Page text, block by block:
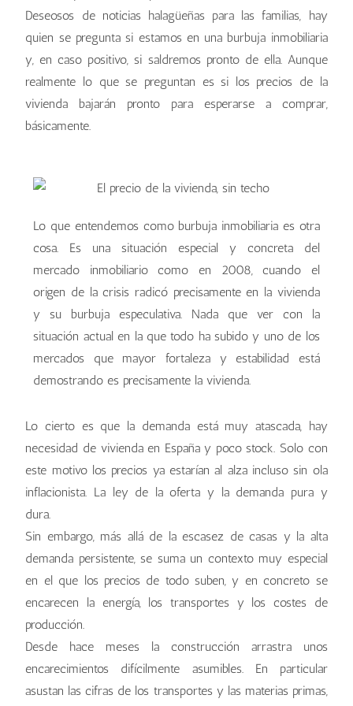
Deseosos de noticias halagüeñas para las familias, hay
quien se pregunta si estamos en una burbuja inmobiliaria
y, en caso positivo, si saldremos pronto de ella. Aunque
realmente lo que se preguntan es si los precios de la
vivienda bajarán pronto para esperarse a comprar,
básicamente.
Lo que entendemos como burbuja inmobiliaria es otra
cosa. Es una situación especial y concreta del
mercado inmobiliario como en 2008, cuando el
origen de la crisis radicó precisamente en la vivienda
y su burbuja especulativa. Nada que ver con la
situación actual en la que todo ha subido y uno de los
mercados que mayor fortaleza y estabilidad está
demostrando es precisamente la vivienda.
Lo cierto es que la demanda está muy atascada, hay
necesidad de vivienda en España y poco stock. Solo con
este motivo los precios ya estarían al alza incluso sin ola
inflacionista. La ley de la oferta y la demanda pura y
dura.
Sin embargo, más allá de la escasez de casas y la alta
demanda persistente, se suma un contexto muy especial
en el que los precios de todo suben, y en concreto se
encarecen la energía, los transportes y los costes de
producción.
Desde hace meses la construcción arrastra unos
encarecimientos difícilmente asumibles. En particular
asustan las cifras de los transportes y las materias primas,